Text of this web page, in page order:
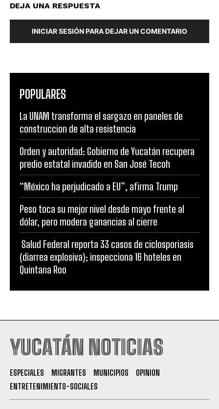
DEJA UNA RESPUESTA
INICIAR SESIÓN PARA DEJAR UN COMENTARIO
POPULARES
La UNAM transforma el sargazo en paneles de
construccion de alta resistencia
Orden y autoridad: Gobierno de Yucatán recupera
predio estatal invadido en San José Tecoh
“México ha perjudicado a EU”, afirma Trump
Peso toca su mejor nivel desde mayo frente al
dólar, pero modera ganancias al cierre
Salud Federal reporta 33 casos de ciclosporiasis
(diarrea explosiva); inspecciona 16 hoteles en
Quintana Roo
YUCATÁN NOTICIAS
ESPECIALES MIGRANTES MUNICIPIOS
OPINION
ENTRETENIMIENTO-SOCIALES